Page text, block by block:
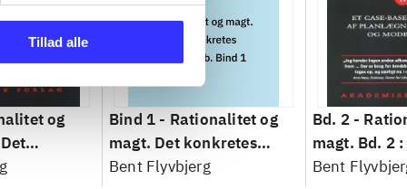
Tillad alle
og
Bind 1 - Rationalitet og
magt. Det konkretes
videnskab. Bind 1
Bent Flyvbjerg
Bd. 2 -
magt. Bd. 2
baseret
Bent